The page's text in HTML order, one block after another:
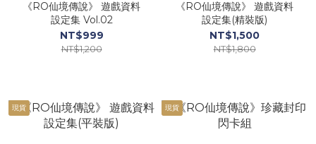
《RO仙境傳說》 遊戲資料
設定集 Vol.02
NT$999
NT$1,200
《RO仙境傳說》 遊戲資料
設定集(精裝版)
NT$1,500
NT$1,800
現貨 現貨